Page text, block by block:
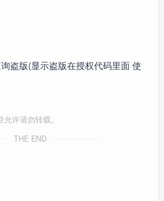
盗版(显示盗版在授权代码里面 使
许请勿转载。
THE END